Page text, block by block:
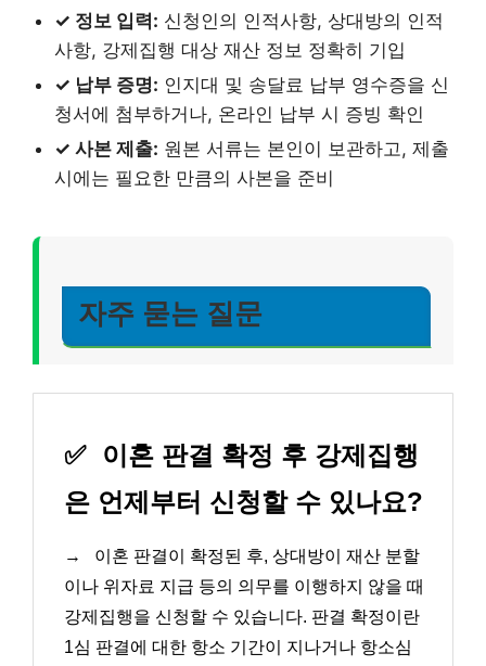
✓ 정보 입력: 신청인의 인적사항, 상대방의 인적
사항, 강제집행 대상 재산 정보 정확히 기입
✓ 납부 증명: 인지대 및 송달료 납부 영수증을 신
청서에 첨부하거나, 온라인 납부 시 증빙 확인
✓ 사본 제출: 원본 서류는 본인이 보관하고, 제출
시에는 필요한 만큼의 사본을 준비
자주 묻는 질문
✅
이혼 판결 확정 후 강제집행
은 언제부터 신청할 수 있나요?
→
이혼 판결이 확정된 후, 상대방이 재산 분할
이나 위자료 지급 등의 의무를 이행하지 않을 때
강제집행을 신청할 수 있습니다. 판결 확정이란
1심 판결에 대한 항소 기간이 지나거나 항소심